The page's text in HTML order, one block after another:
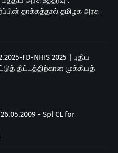
தாக்கத்தால் தமிழக அரசு
FD-NHIS 2025 | புதிய
திட்டத்திற்கான முக்கியத்
26.05.2009 - Spl CL for